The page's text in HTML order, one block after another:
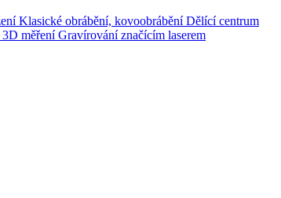
Klasické obrábění, kovoobrábění Dělící centrum
měření Gravírování značícím laserem